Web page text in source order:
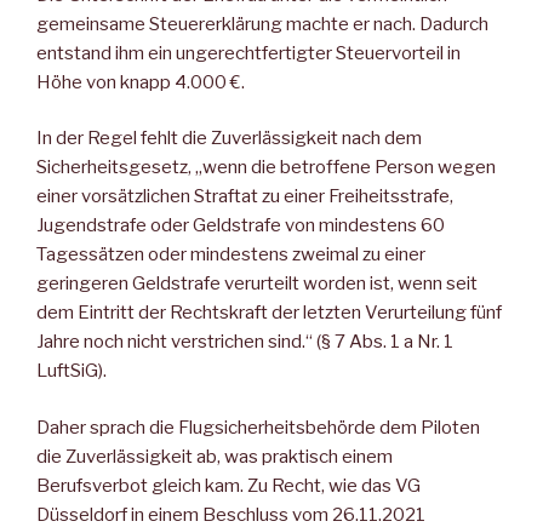
gemeinsame Steuererklärung machte er nach. Dadurch
entstand ihm ein ungerechtfertigter Steuervorteil in
Höhe von knapp 4.000 €.
In der Regel fehlt die Zuverlässigkeit nach dem
Sicherheitsgesetz, „wenn die betroffene Person wegen
einer vorsätzlichen Straftat zu einer Freiheitsstrafe,
Jugendstrafe oder Geldstrafe von mindestens 60
Tagessätzen oder mindestens zweimal zu einer
geringeren Geldstrafe verurteilt worden ist, wenn seit
dem Eintritt der Rechtskraft der letzten Verurteilung fünf
Jahre noch nicht verstrichen sind.“ (§ 7 Abs. 1 a Nr. 1
LuftSiG).
Daher sprach die Flugsicherheitsbehörde dem Piloten
die Zuverlässigkeit ab, was praktisch einem
Berufsverbot gleich kam. Zu Recht, wie das VG
Düsseldorf in einem Beschluss vom 26.11.2021